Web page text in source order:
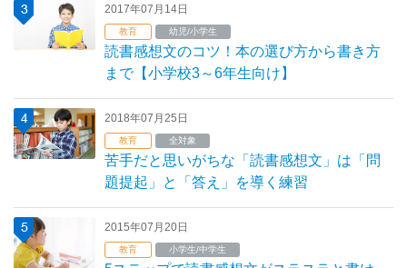
2017年07月14日
教育 幼児/小学生
読書感想文のコツ！本の選び方から書き方
まで【小学校3～6年生向け】
2018年07月25日
教育 全対象
苦手だと思いがちな「読書感想文」は「問
題提起」と「答え」を導く練習
2015年07月20日
教育 小学生/中学生